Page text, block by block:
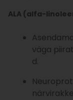
ALA (alfa-
väga
d.